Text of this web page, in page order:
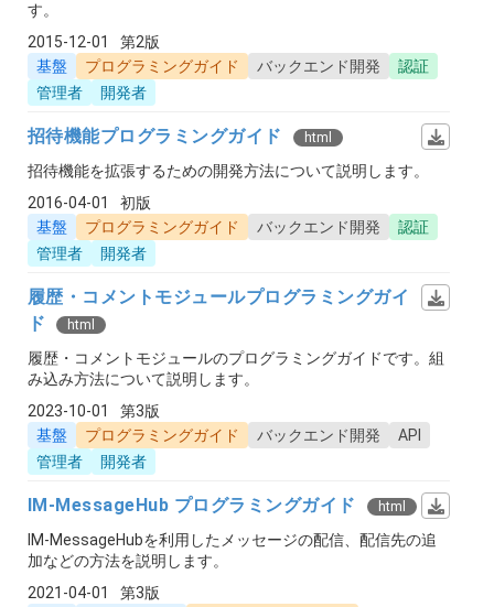
す。
2015-12-01
第2版
基盤
プログラミングガイド バックエンド開発
認証
管理者
開発者
招待機能プログラミングガイド html
招待機能を拡張するための開発方法について説明します。
2016-04-01
初版
基盤
プログラミングガイド バックエンド開発
認証
管理者
開発者
履歴・コメントモジュールプログラミングガイ
ド
html
履歴・コメントモジュールのプログラミングガイドです。組
み込み方法について説明します。
2023-10-01
第3版
基盤
プログラミングガイド バックエンド開発
API
管理者
開発者
IM-MessageHub プログラミングガイド html
IM-MessageHubを利用したメッセージの配信、配信先の追
加などの方法を説明します。
2021-04-01
第3版